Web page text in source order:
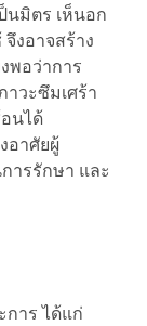
นมิตร เห็นอก
งอาจสร้าง
พอว่าการ
าวะซึมเศร้า
นได้
อาศัยผู้
ารรักษา และ
าร ได้แก่